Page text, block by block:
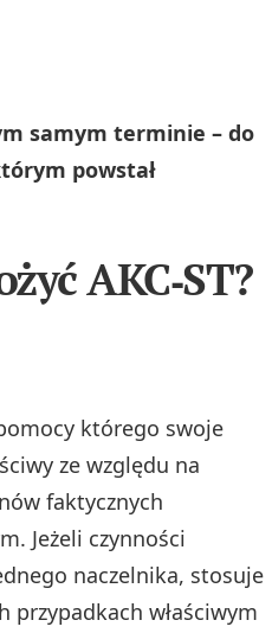
samym terminie – do
powstał
AKC‑ST?
którego swoje
ze względu na
faktycznych
Jeżeli czynności
naczelnika, stosuje
przypadkach właściwym